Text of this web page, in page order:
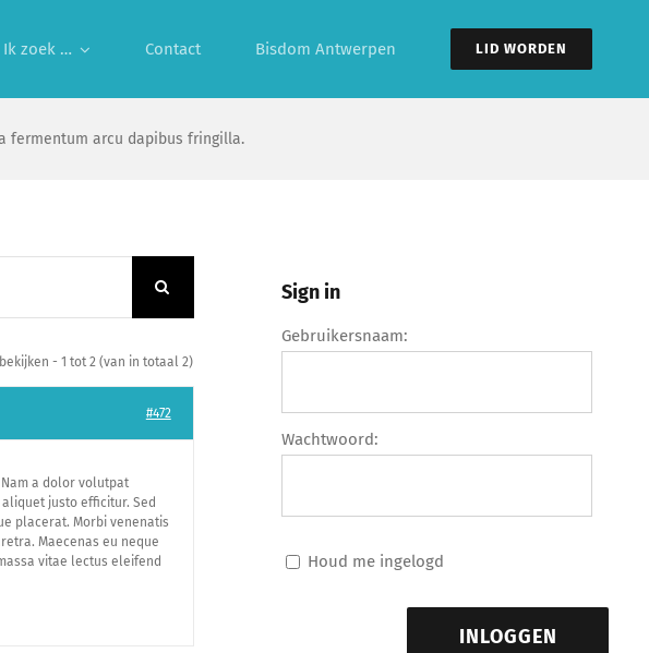
Ik zoek … Contact Bisdom Antwerpen LID WORDEN
fermentum arcu dapibus fringilla.
- 1 tot 2 (van in totaal 2)
#472
a dolor volutpat
justo efficitur. Sed
placerat. Morbi venenatis
Maecenas eu neque
vitae lectus eleifend
Sign in
Gebruikersnaam:
Wachtwoord:
Houd me ingelogd
INLOGGEN